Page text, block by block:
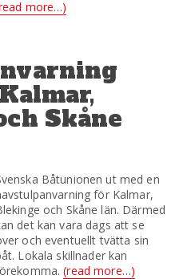
more…)
Skåne
Båtunionen ut med en
för Kalmar,
och Skåne län. Därmed
det kan vara dags att se
och eventuellt tvätta sin
Lokala skillnader kan
(read more…)